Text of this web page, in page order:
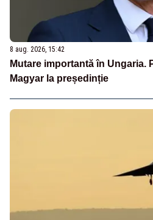
8 aug. 2026, 15:42
Mutare importantă în Ungaria.
Magyar la președinție